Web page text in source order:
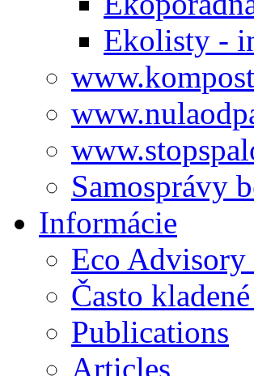
Ekolisty -
Samosprávy
Informácie
Eco Advisory
Často
Publications
Articles